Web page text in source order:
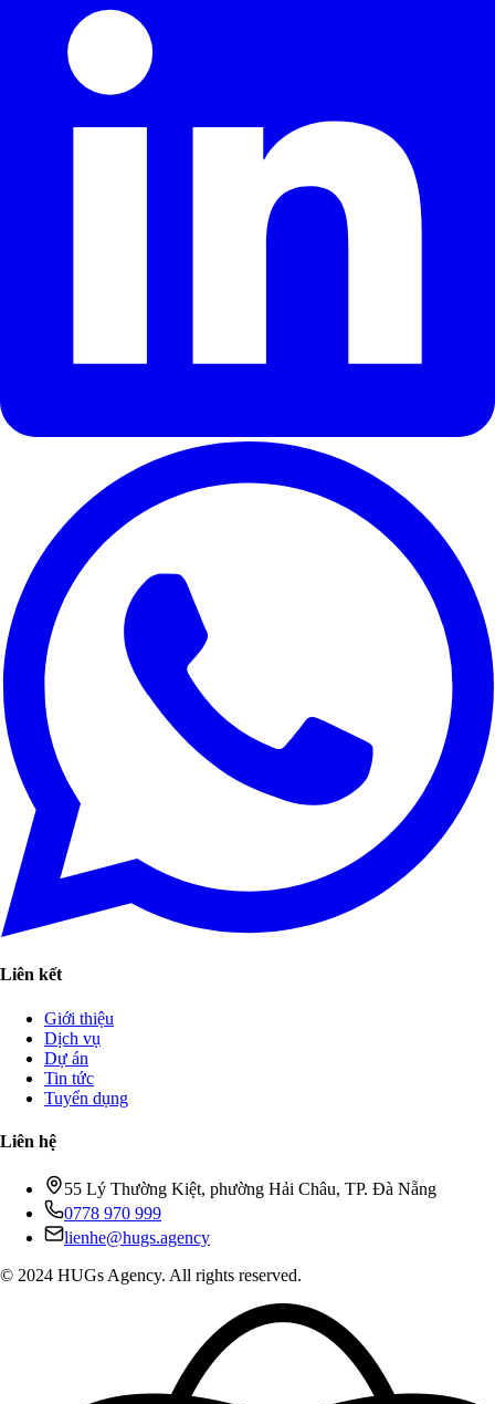
Liên kết
Giới thiệu
Dịch vụ
Dự án
Tin tức
Tuyển dụng
Liên hệ
55 Lý Thường Kiệt, phường Hải Châu, TP. Đà Nẵng
0778 970 999
lienhe@hugs.agency
© 2024 HUGs Agency. All rights reserved.